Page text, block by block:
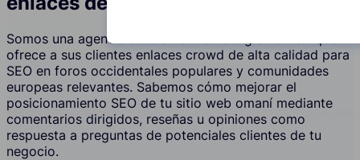
Somos una agencia de crowd marketing en Omán que
ofrece a sus clientes enlaces crowd de alta calidad para
SEO en foros occidentales populares y comunidades
europeas relevantes. Sabemos cómo mejorar el
posicionamiento SEO de tu sitio web omaní mediante
comentarios dirigidos, reseñas u opiniones como
respuesta a preguntas de potenciales clientes de tu
negocio.